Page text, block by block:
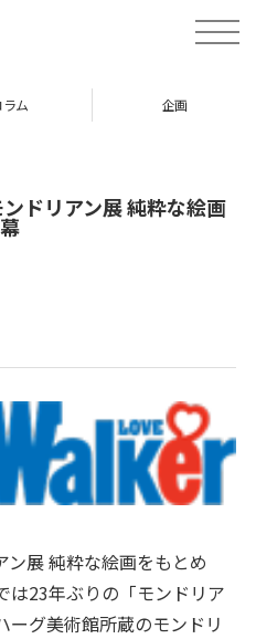
toggle
ラム 企画
ドリアン展 純粋な絵画
ン展 純粋な絵画をもとめ
は23年ぶりの「モンドリア
ーグ美術館所蔵のモンドリ